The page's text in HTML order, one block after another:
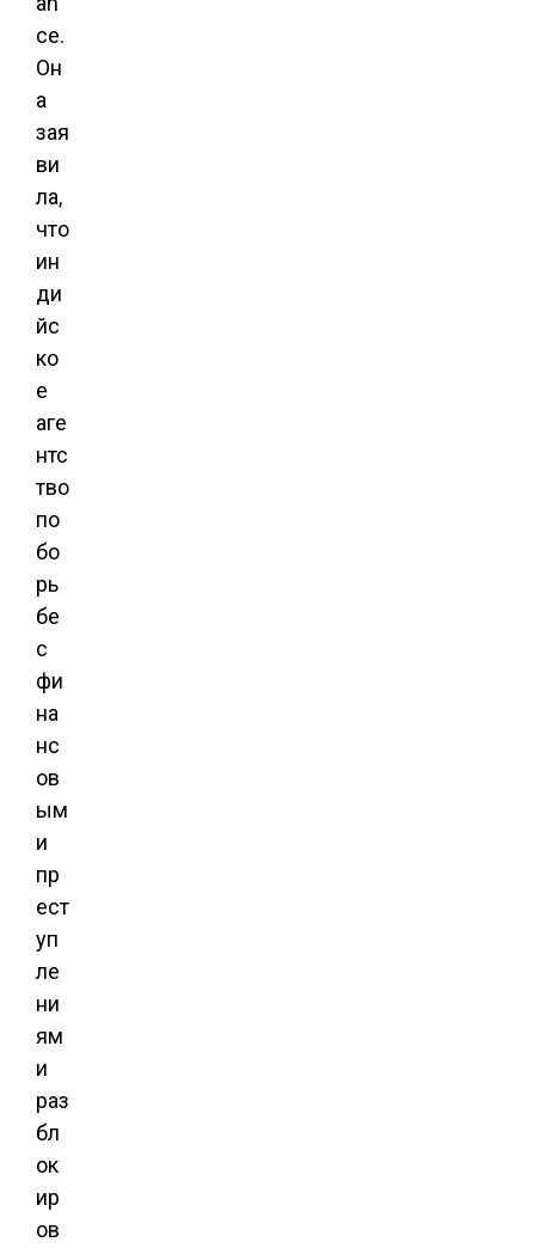
ce.
Он
а
зая
ви
ла,
что
ин
ди
йс
ко
е
аге
нтс
тво
по
бо
рь
бе
с
фи
на
нс
ов
ым
и
пр
ест
уп
ле
ни
ям
и
раз
бл
ок
ир
ов